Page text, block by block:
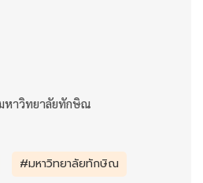
มหาวิทยาลัยทักษิณ
#มหาวิทยาลัยทักษิณ